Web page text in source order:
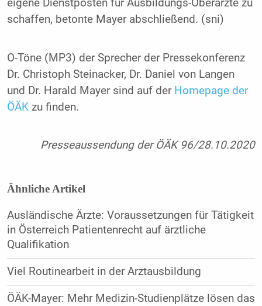
eigene Dienstposten für Ausbildungs-Oberärzte zu
schaffen, betonte Mayer abschließend. (sni)
O-Töne (MP3) der Sprecher der Pressekonferenz
Dr. Christoph Steinacker, Dr. Daniel von Langen
und Dr. Harald Mayer sind auf der Homepage der
ÖÄKzu finden.
Presseaussendung der ÖÄK 96/28.10.2020
Ähnliche Artikel
Ausländische Ärzte: Voraussetzungen für Tätigkeit
in Österreich Patientenrecht auf ärztliche
Qualifikation
Viel Routinearbeit in der Arztausbildung
ÖÄK-Mayer: Mehr Medizin-Studienplätze lösen das